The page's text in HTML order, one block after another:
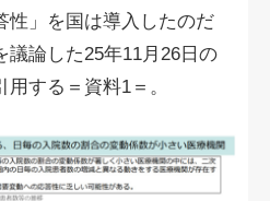
性」を国は導入したのだ
議論した25年11月26日の
する＝資料1＝。